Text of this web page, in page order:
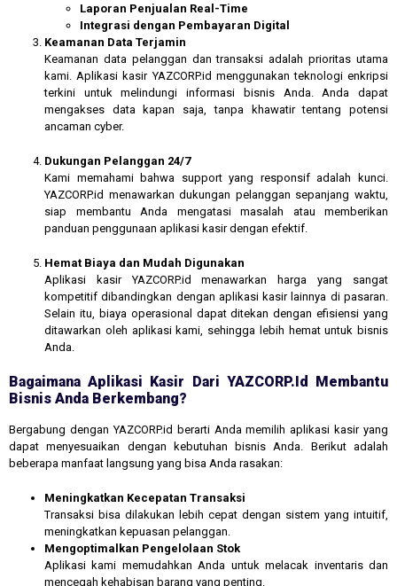
Laporan Penjualan Real-Time
Integrasi dengan Pembayaran Digital
Keamanan Data Terjamin
Keamanan data pelanggan dan transaksi adalah prioritas utama
kami. Aplikasi kasir YAZCORP.id menggunakan teknologi enkripsi
terkini untuk melindungi informasi bisnis Anda. Anda dapat
mengakses data kapan saja, tanpa khawatir tentang potensi
ancaman cyber.
Dukungan Pelanggan 24/7
Kami memahami bahwa support yang responsif adalah kunci.
YAZCORP.id menawarkan dukungan pelanggan sepanjang waktu,
siap membantu Anda mengatasi masalah atau memberikan
panduan penggunaan aplikasi kasir dengan efektif.
Hemat Biaya dan Mudah Digunakan
Aplikasi kasir YAZCORP.id menawarkan harga yang sangat
kompetitif dibandingkan dengan aplikasi kasir lainnya di pasaran.
Selain itu, biaya operasional dapat ditekan dengan efisiensi yang
ditawarkan oleh aplikasi kami, sehingga lebih hemat untuk bisnis
Anda.
Bagaimana Aplikasi Kasir Dari YAZCORP.id Membantu
Bisnis Anda Berkembang?
Bergabung dengan YAZCORP.id berarti Anda memilih aplikasi kasir yang
dapat menyesuaikan dengan kebutuhan bisnis Anda. Berikut adalah
beberapa manfaat langsung yang bisa Anda rasakan:
Meningkatkan Kecepatan Transaksi
Transaksi bisa dilakukan lebih cepat dengan sistem yang intuitif,
meningkatkan kepuasan pelanggan.
Mengoptimalkan Pengelolaan Stok
Aplikasi kami memudahkan Anda untuk melacak inventaris dan
mencegah kehabisan barang yang penting.